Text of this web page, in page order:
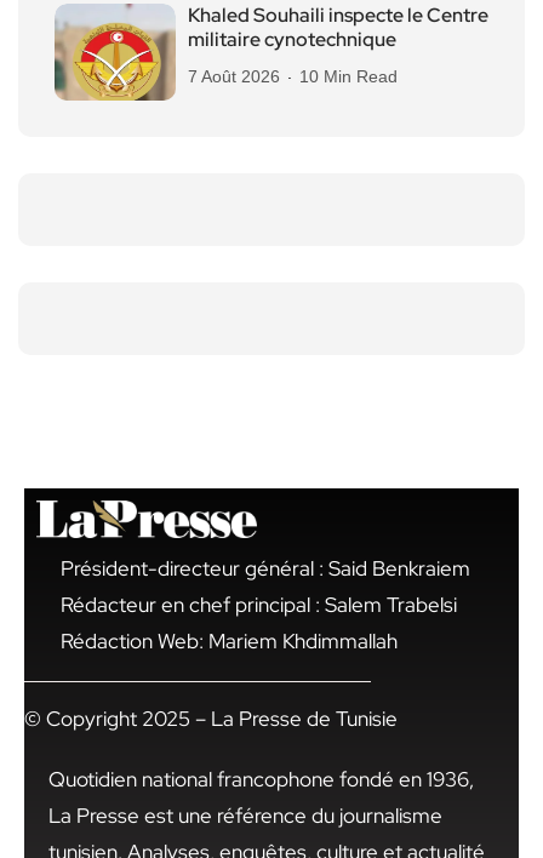
Khaled Souhaili inspecte le Centre
militaire cynotechnique
7 Août 2026 10 Min Read
Président-directeur général : Said Benkraiem
Rédacteur en chef principal : Salem Trabelsi
Rédaction Web: Mariem Khdimmallah
© Copyright 2025 – La Presse de Tunisie
Quotidien national francophone fondé en 1936,
La Presse est une référence du journalisme
tunisien. Analyses, enquêtes, culture et actualité